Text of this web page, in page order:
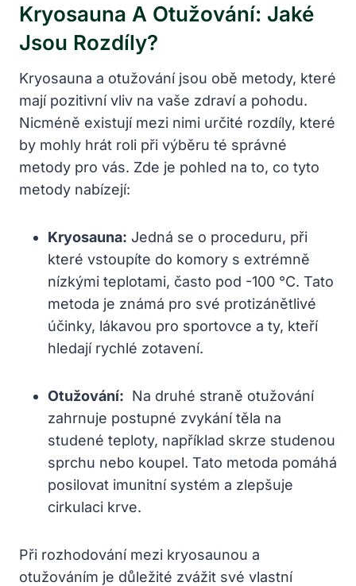
Kryosauna A Otužování: Jaké
Jsou Rozdíly?
Kryosauna ⁢a otužování jsou obě metody, které
mají pozitivní ‌vliv na vaše zdraví a pohodu.
Nicméně ​existují ⁢mezi nimi určité rozdíly, které
by mohly hrát roli při výběru té správné
metody pro ‌vás. Zde je pohled na to, ⁣co tyto
metody nabízejí:
Kryosauna: Jedná se o ⁤proceduru,​ při
které vstoupíte do komory s⁢ extrémně
nízkými teplotami, často pod -100 °C. Tato
metoda ⁢je známá pro své protizánětlivé
účinky, lákavou pro ⁤sportovce a ty, kteří
⁤hledají ​rychlé zotavení.
Otužování: ⁢ Na druhé straně otužování
zahrnuje​ postupné zvykání těla na⁢
studené teploty, například skrze studenou
sprchu nebo koupel. Tato metoda pomáhá
posilovat ​imunitní systém ​a zlepšuje
cirkulaci krve.
Při rozhodování mezi kryosaunou a
otužováním je důležité ‌zvážit své ⁤vlastní